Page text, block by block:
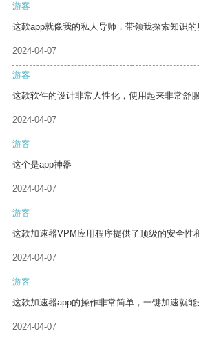
游客
这款app就像我的私人导师，带领我探索知识的
2024-04-07
游客
这款软件的设计非常人性化，使用起来非常舒服
2024-04-07
游客
这个是app神器
2024-04-07
游客
这款加速器VPM应用程序提供了顶级的安全性
2024-04-07
游客
这款加速器app的操作非常简单，一键加速就能
2024-04-07